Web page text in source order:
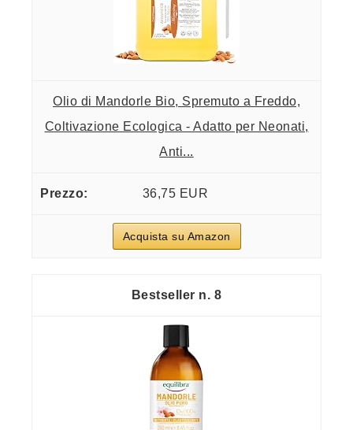
Olio di Mandorle Bio, Spremuto a Freddo,
Coltivazione Ecologica - Adatto per Neonati,
Anti...
36,75 EUR
Acquista su Amazon
8